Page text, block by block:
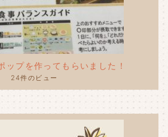
ップを作ってもらいました！
24件のビュー